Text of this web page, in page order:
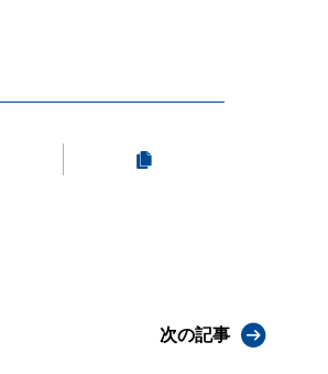
次の記事